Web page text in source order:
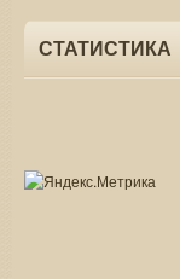
СТАТИСТИКА